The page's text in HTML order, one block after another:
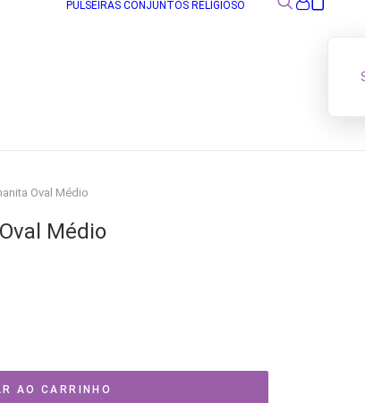
PULSEIRAS CONJUNTOS RELIGIOSO
Oval Médio
Médio
AO CARRINHO